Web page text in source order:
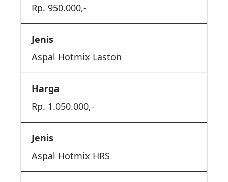
Rp. 950.000,-
Aspal Hotmix Laston
Rp. 1.050.000,-
Aspal Hotmix HRS